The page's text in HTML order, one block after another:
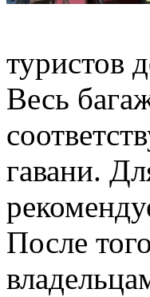
туристов
Весь
гавани.
После